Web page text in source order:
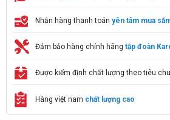
Nhận hàng thanh toán yên tâm mua
Đảm bảo hàng chính hãng tập đoàn
Được kiểm định chất lượng theo tiêu
Hàng việt nam chất lượng cao